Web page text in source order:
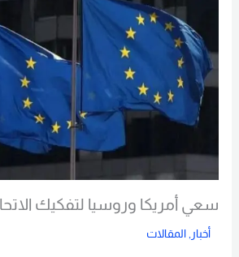
سعي أمريكا وروسيا لتفكيك
أخبار المقالات